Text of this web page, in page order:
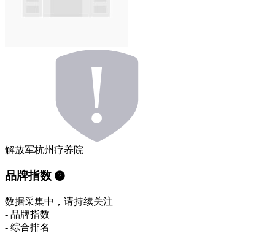
解放军杭州疗养院
品牌指数
数据采集中，请持续关注
- 品牌指数
- 综合排名